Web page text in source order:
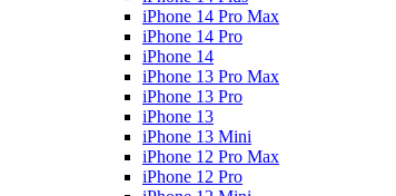
iPhone 14 Pro Max
iPhone 14 Pro
iPhone 14
iPhone 13 Pro Max
iPhone 13 Pro
iPhone 13
iPhone 13 Mini
iPhone 12 Pro Max
iPhone 12 Pro